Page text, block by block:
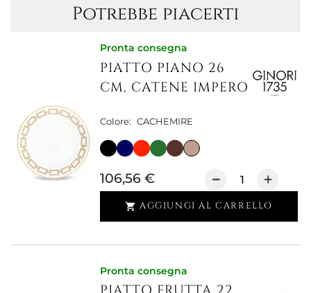
Potrebbe piacerti
Pronta consegna
PIATTO PIANO 26
CM, CATENE IMPERO
Colore: CACHEMIRE
106,56 €
 AGGIUNGI AL CARRELLO
Pronta consegna